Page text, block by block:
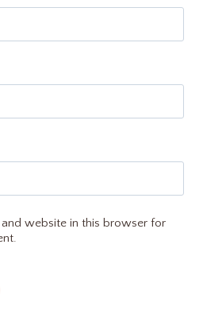
and website in this browser for